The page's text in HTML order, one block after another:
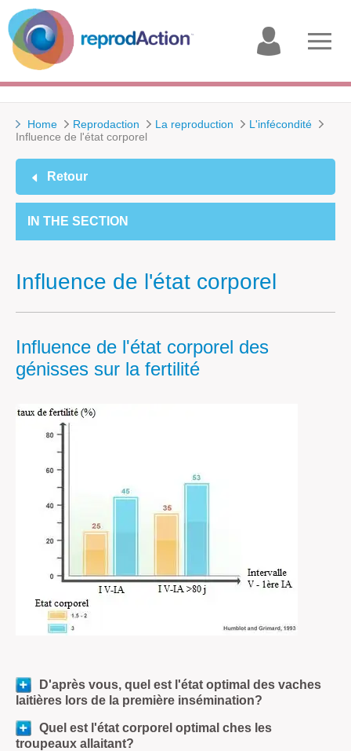
account
Home Reprodaction La reproduction
L'infécondité
Influence de l'état corporel
Retour
IN THE SECTION
Influence de l'état corporel
Influence de l'état corporel des
génisses sur la fertilité
D'après vous, quel est l'état optimal des vaches
laitières lors de la première insémination?
Quel est l'état corporel optimal ches les
troupeaux allaitant?